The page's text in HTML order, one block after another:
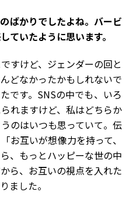
のばかりでしたよね。バービ
ていたように思います。
すけど、ジェンダーの回と
どなかったかもしれないで
です。SNSの中でも、いろ
れますけど、私はどちらか
のはいつも思っていて。伝
お互いが想像力を持って、
、もっとハッピーな世の中
ら、お互いの視点を入れた
ました。